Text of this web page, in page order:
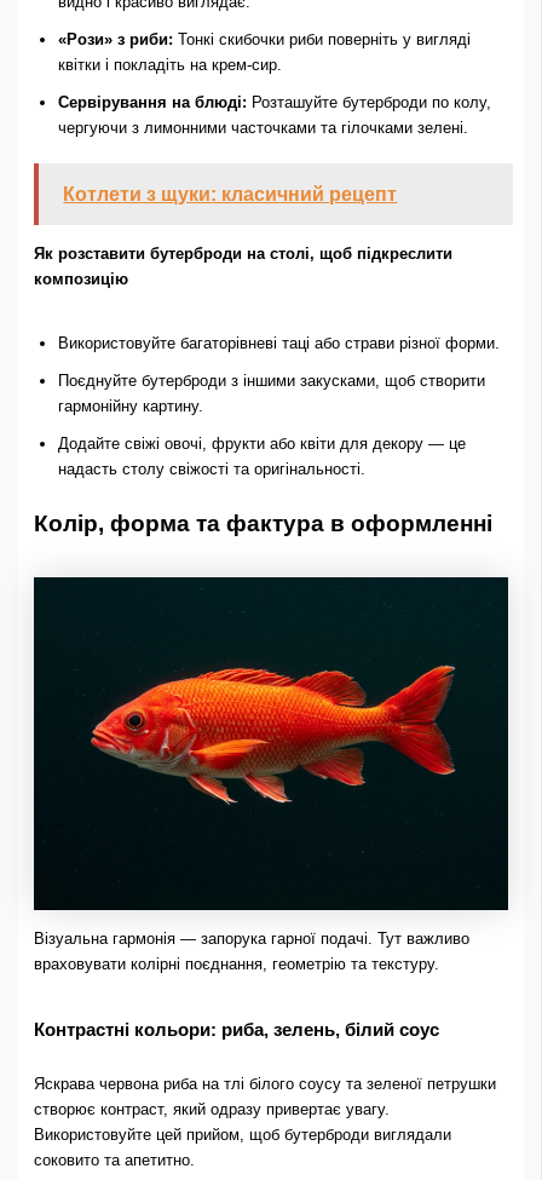
«Рози» з риби: Тонкі скибочки риби поверніть у вигляді
квітки і покладіть на крем-сир.
Сервірування на блюді: Розташуйте бутерброди по колу,
чергуючи з лимонними часточками та гілочками зелені.
Котлети з щуки: класичний рецепт
Як розставити бутерброди на столі, щоб підкреслити
композицію
Використовуйте багаторівневі таці або страви різної форми.
Поєднуйте бутерброди з іншими закусками, щоб створити
гармонійну картину.
Додайте свіжі овочі, фрукти або квіти для декору — це
надасть столу свіжості та оригінальності.
Колір, форма та фактура в оформленні
Візуальна гармонія — запорука гарної подачі. Тут важливо
враховувати колірні поєднання, геометрію та текстуру.
Контрастні кольори: риба, зелень, білий соус
Яскрава червона риба на тлі білого соусу та зеленої петрушки
створює контраст, який одразу привертає увагу.
Використовуйте цей прийом, щоб бутерброди виглядали
соковито та апетитно.